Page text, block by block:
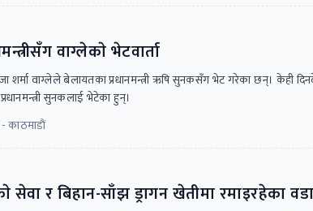
वाग्लेकाे भेटवार्ता
शर्मा वाग्लेले बेलायतका प्रधानमन्त्री ऋषि सुनकसँग भेट गरेका छन्। केही
सुनकलाई भेटेका हुन्।
काठमाडाैं
सेवा र बिहान-साँझ ड्रागन खेतीमा रमाइरहेका